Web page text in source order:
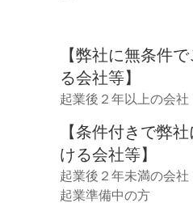
【弊社に無条件
る会社等】
起業後２年以上の会
【条件付きで弊
ける会社等】
起業後２年未満の会
起業準備中の方